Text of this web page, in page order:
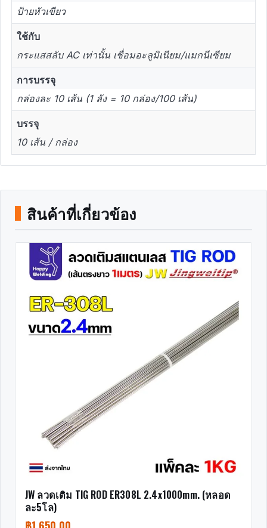
ป้ายหัวเขียว
ใช้กับ
กระแสสลับ AC เท่านั้น เชื่อมอะลูมิเนียม/แมกนีเซียม
การบรรจุ
กล่องละ 10 เส้น (1 ลัง = 10 กล่อง/100 เส้น)
บรรจุ
10 เส้น / กล่อง
สินค้าที่เกี่ยวข้อง
JW ลวดเติม TIG ROD ER308L 2.4x1000mm. (หลอด
ละ5โล)
฿1,650.00